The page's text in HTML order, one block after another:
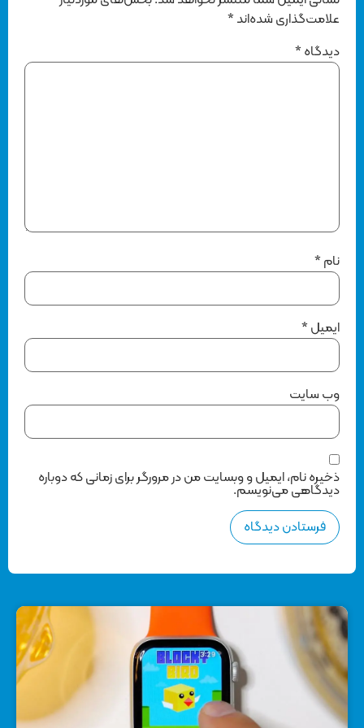
علامت‌گذاری شده‌اند*
دیدگاه*
*
ایمیل*
وب‌ سایت
ذخیره نام، ایمیل و وبسایت من در مرورگر برای زمانی که دوباره
دیدگاهی می‌نویسم.